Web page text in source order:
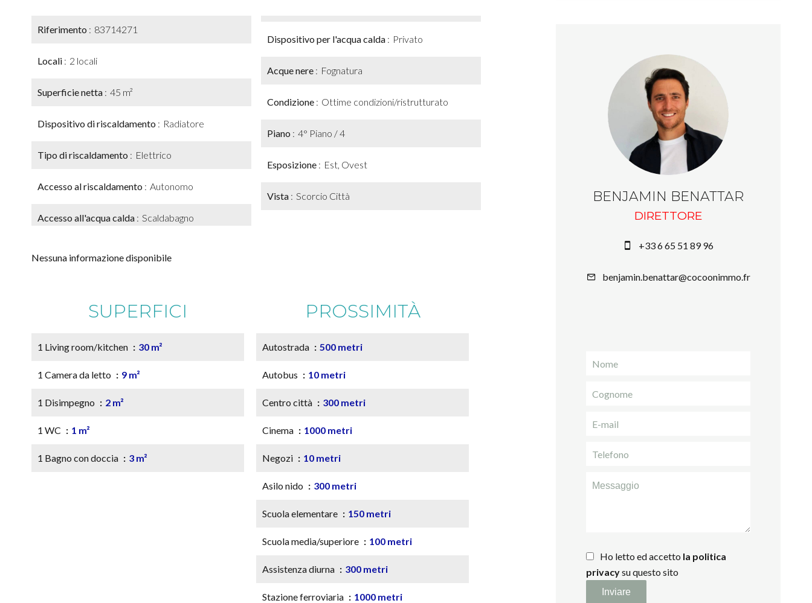
Riferimento 83714271
Locali 2 locali
Superficie netta 45 m²
Dispositivo di riscaldamento Radiatore
Tipo di riscaldamento Elettrico
Accesso al riscaldamento Autonomo
Accesso all'acqua calda Scaldabagno
Dispositivo per l'acqua calda Privato
Acque nere Fognatura
Condizione Ottime condizioni/ristrutturato
Piano 4° Piano / 4
Esposizione Est, Ovest
Vista Scorcio Città
Nessuna informazione disponibile
SUPERFICI
1 Living room/kitchen 30 m²
1 Camera da letto 9 m²
1 Disimpegno 2 m²
1 WC 1 m²
1 Bagno con doccia 3 m²
PROSSIMITÀ
Autostrada 500 metri
Autobus 10 metri
Centro città 300 metri
Cinema 1000 metri
Negozi 10 metri
Asilo nido 300 metri
Scuola elementare 150 metri
Scuola media/superiore 100 metri
Assistenza diurna 300 metri
Stazione ferroviaria 1000 metri
BENJAMIN BENATTAR
DIRETTORE
+33 6 65 51 89 96
benjamin.benattar@cocoonimmo.fr
Ho letto ed accetto la politica
privacysu questo sito
Inviare